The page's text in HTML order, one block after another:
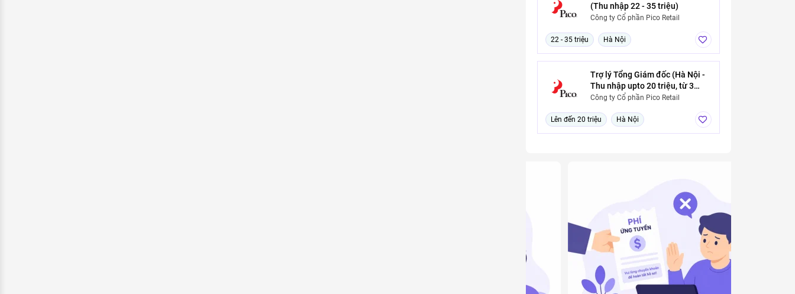
(Thu nhập 22 - 35 triệu)
Công ty Cổ phần Pico Retail
22 - 35 triệu Hà Nội
Trợ lý Tổng Giám đốc (Hà Nội -
Thu nhập upto 20 triệu, từ 3
năm kinh nghiệm)
Công ty Cổ phần Pico Retail
Lên đến 20 triệu Hà Nội